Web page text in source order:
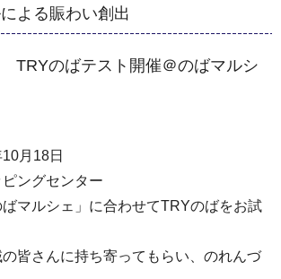
よる賑わい創出
TRYのばテスト開催＠のばマルシ
月18日
ングセンター
マルシェ」に合わせてTRYのばをお試
皆さんに持ち寄ってもらい、のれんづ